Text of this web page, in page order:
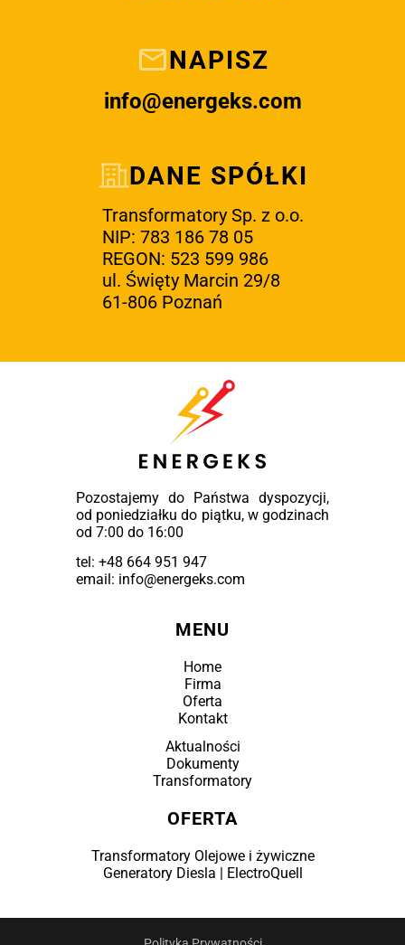
NAPISZ
info@energeks.com
DANE SPÓŁKI
Transformatory Sp. z o.o.
NIP: 783 186 78 05
REGON: 523 599 986
ul. Święty Marcin 29/8
61-806 Poznań
Pozostajemy do Państwa dyspozycji,
od poniedziałku do piątku, w godzinach
od 7:00 do 16:00
tel: +48 664 951 947
email: info@energeks.com
MENU
Home
Firma
Oferta
Kontakt
Aktualności
Dokumenty
Transformatory
OFERTA
Transformatory Olejowe i żywiczne
Generatory Diesla | ElectroQuell